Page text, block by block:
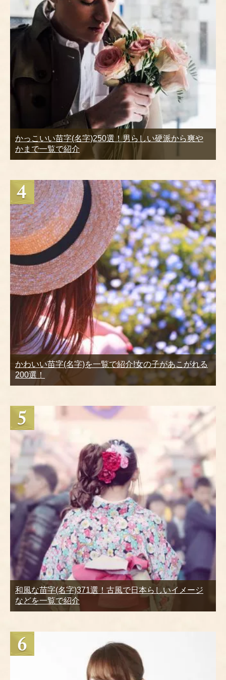
かっこいい苗字(名字)250選！男らしい硬派から爽や
かまで一覧で紹介
かわいい苗字(名字)を一覧で紹介!女の子があこがれる
200選！
和風な苗字(名字)371選！古風で日本らしいイメージ
などを一覧で紹介